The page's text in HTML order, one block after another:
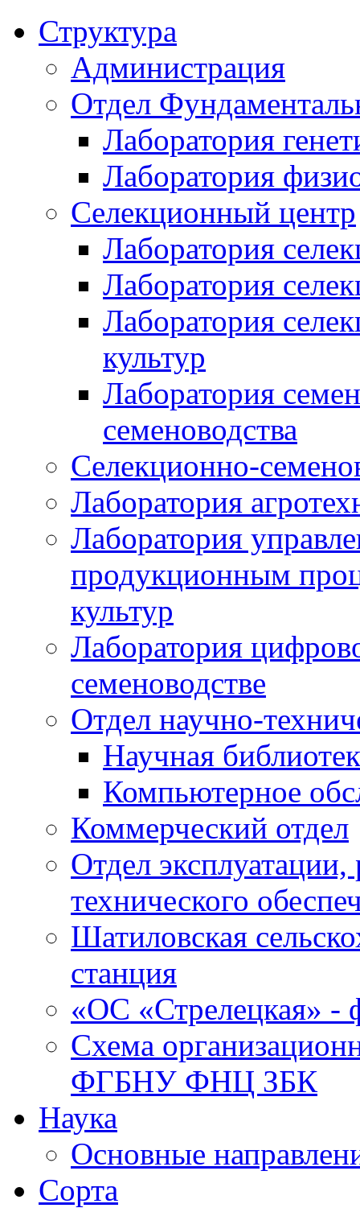
Структура
Администрация
Отдел
Лаборатория
Лаборатория
Селекционный центр
Лаборатория
Лаборатория
Лаборатория
культур
Лаборатория
семеноводства
Селекционно-
Лаборатория
Лаборатория
продукционным
культур
Лаборатория
семеноводстве
Отдел научно-
Научная
Компьютерное
Коммерческий отдел
Отдел
технического
Шатиловская
станция
«ОС «Стрелецкая»
Схема
ФГБНУ ФНЦ ЗБК
Наука
Основные
Сорта